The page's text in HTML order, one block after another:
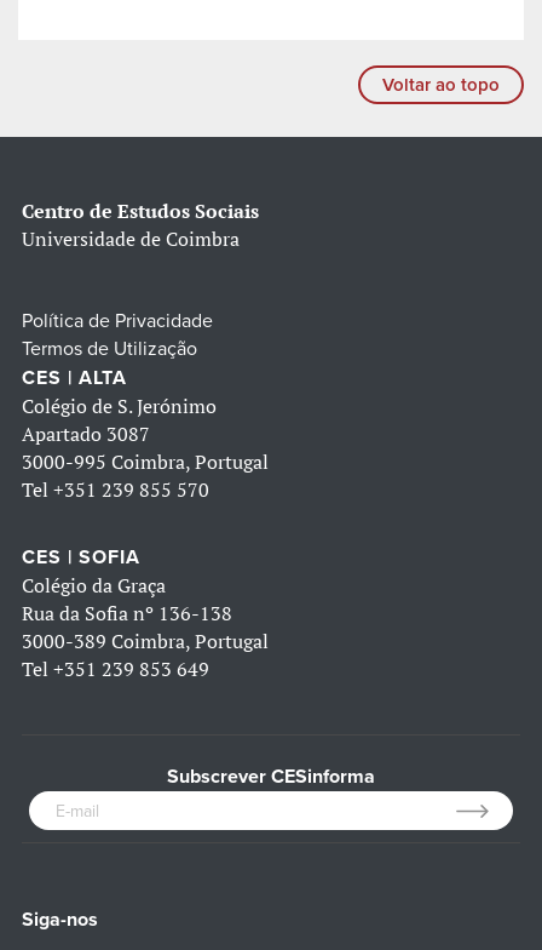
Voltar ao topo
Centro de Estudos Sociais
Universidade de Coimbra
Política de Privacidade
Termos de Utilização
CES | ALTA
Colégio de S. Jerónimo
Apartado 3087
3000-995 Coimbra, Portugal
Tel +351 239 855 570
CES | SOFIA
Colégio da Graça
Rua da Sofia nº 136-138
3000-389 Coimbra, Portugal
Tel +351 239 853 649
Subscrever CESinforma
Siga-nos